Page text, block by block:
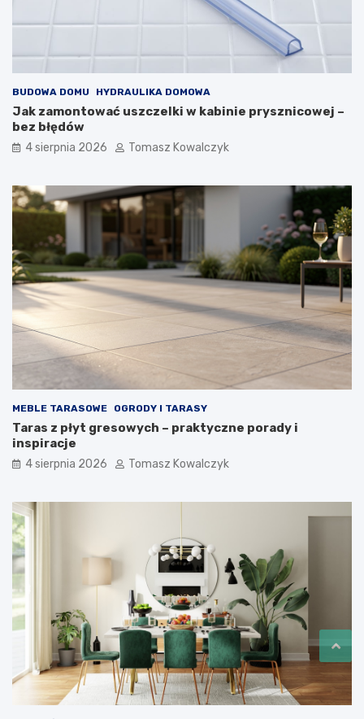
BUDOWA DOMU HYDRAULIKA DOMOWA
Jak zamontować uszczelki w kabinie prysznicowej –
bez błędów
4 sierpnia 2026 Tomasz Kowalczyk
MEBLE TARASOWE OGRODY I TARASY
Taras z płyt gresowych – praktyczne porady i
inspiracje
4 sierpnia 2026 Tomasz Kowalczyk